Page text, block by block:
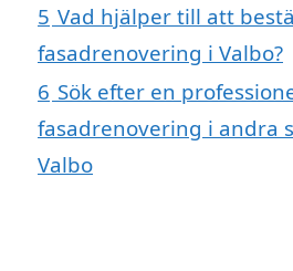
5 Vad hjälper till att
fasadrenovering i Valbo?
6 Sök efter en
fasadrenovering i andra
Valbo